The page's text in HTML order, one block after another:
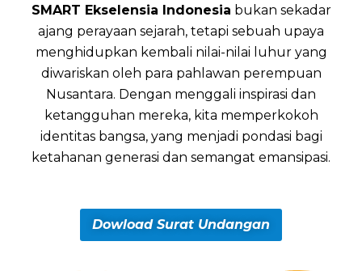
SMART Ekselensia Indonesia bukan sekadar
ajang perayaan sejarah, tetapi sebuah upaya
menghidupkan kembali nilai-nilai luhur yang
diwariskan oleh para pahlawan perempuan
Nusantara. Dengan menggali inspirasi dan
ketangguhan mereka, kita memperkokoh
identitas bangsa, yang menjadi pondasi bagi
ketahanan generasi dan semangat emansipasi.
Dowload Surat Undangan